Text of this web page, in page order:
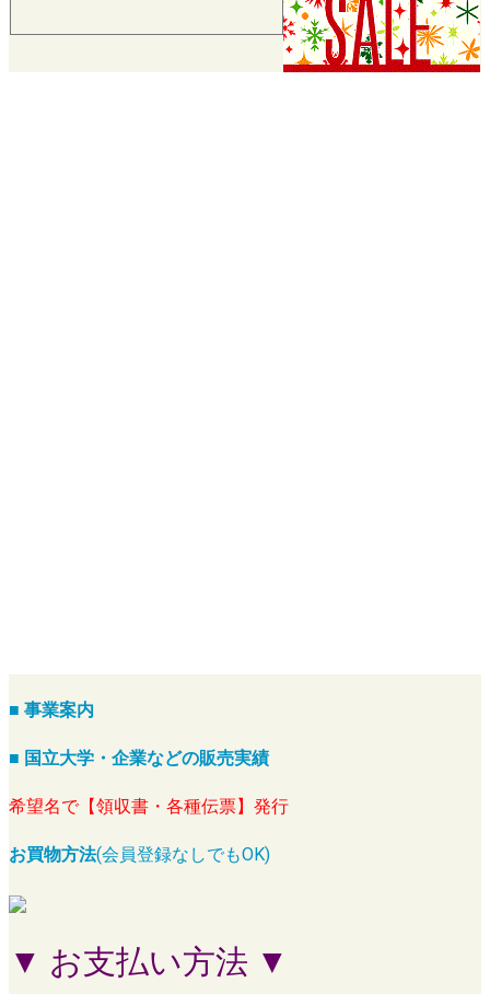
■ 事業案内
■ 国立大学・企業などの販売実績
希望名で【領収書・各種伝票】発行
お買物方法(会員登録なしでもOK)
▼ お支払い方法 ▼